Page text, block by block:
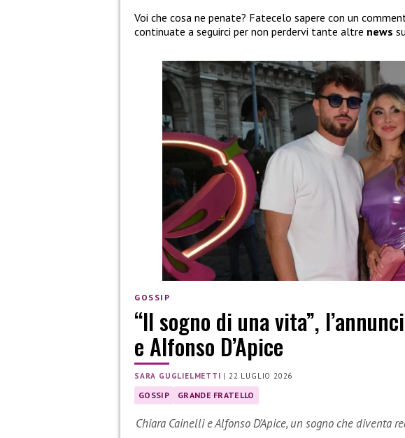
Voi che cosa ne penate? Fatecelo sapere con un
continuate a seguirci per non perdervi tante altre news
GOSSIP
“Il sogno di una vita”,
e Alfonso D’Apice
SARA GUGLIELMETTI |22 LUGLIO 2026
GOSSIP GRANDE FRATELLO
Chiara Cainelli e Alfonso D’Apice, un sogno che diventa